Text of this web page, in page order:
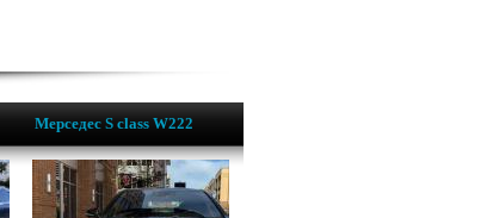
Мерседес S class W222